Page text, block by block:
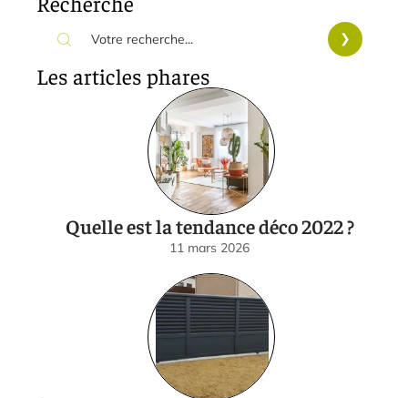
Les articles phares
Quelle est la tendance déco 2022 ?
11 mars 2026